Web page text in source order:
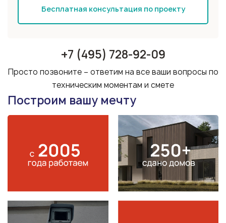
Бесплатная консультация по проекту
+7 (495) 728-92-09
Просто позвоните – ответим на все ваши вопросы по
техническим моментам и смете
Построим вашу мечту